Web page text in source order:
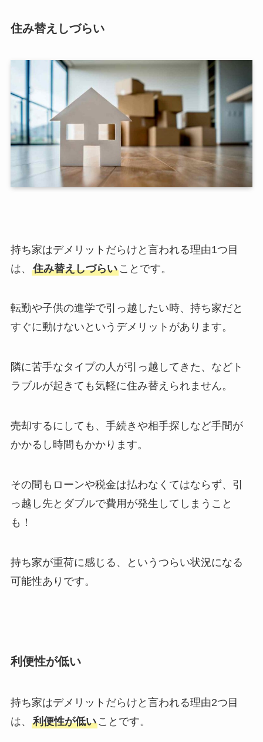
住み替えしづらい
持ち家はデメリットだらけと言われる理由1つ目
は、 住み替えしづらいことです。
転勤や子供の進学で引っ越したい時、持ち家だと
すぐに動けないというデメリットがあります。
隣に苦手なタイプの人が引っ越してきた、などト
ラブルが起きても気軽に住み替えられません。
売却するにしても、手続きや相手探しなど手間が
かかるし時間もかかります。
その間もローンや税金は払わなくてはならず、引
っ越し先とダブルで費用が発生してしまうこと
も！
持ち家が重荷に感じる、というつらい状況になる
可能性ありです。
利便性が低い
持ち家はデメリットだらけと言われる理由2つ目
は、 利便性が低いことです。